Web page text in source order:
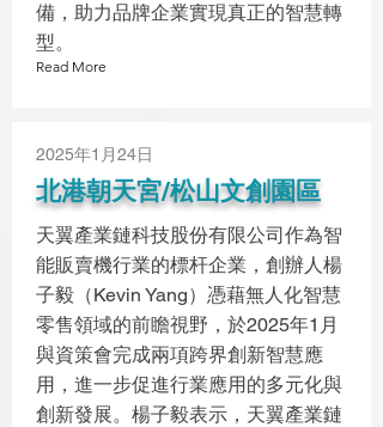
備，助力品牌企業實現真正的智慧轉
型。
Read More
2025年1月24日
北港朝天宮/松山文創園區
天翼產業鏈科技股份有限公司作為智
能販賣機行業的標杆企業，創辦人楊
子毅（Kevin Yang）憑藉無人化智慧
零售領域的前瞻視野，於2025年1月
與資策會完成兩項跨界創新智慧應
用，進一步促進行業應用的多元化與
創新發展。楊子毅表示，天翼產業鏈